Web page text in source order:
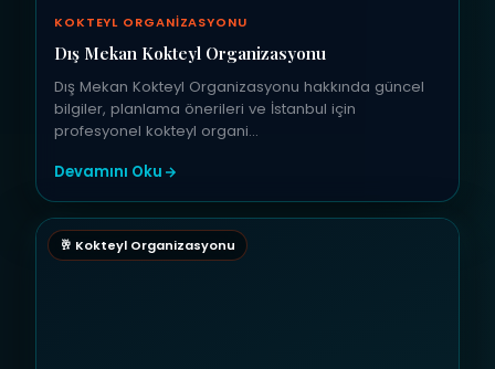
KOKTEYL ORGANIZASYONU
Dış Mekan Kokteyl Organizasyonu
Dış Mekan Kokteyl Organizasyonu hakkında güncel
bilgiler, planlama önerileri ve İstanbul için
profesyonel kokteyl organi…
Devamını Oku
🥂 Kokteyl Organizasyonu